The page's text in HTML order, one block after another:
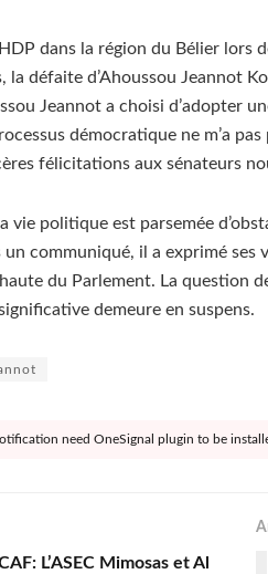
dans la région du Bélier lors
la défaite d’Ahoussou Jeannot
Jeannot a choisi d’adopter
démocratique ne m’a
félicitations aux sénateurs
vie politique est parsemée
communiqué, il a exprimé
du Parlement. La question
demeure en suspens.
need OneSignal plugin to be
L’ASEC Mimosas et Al